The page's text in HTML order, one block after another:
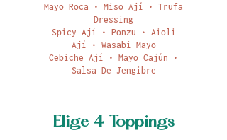
Mayo Roca • Miso Ají • Trufa
Dressing
Spicy Ají • Ponzu • Aioli
Ají • Wasabi Mayo
Cebiche Ají • Mayo Cajún •
Salsa De Jengibre
Elige 4 Toppings